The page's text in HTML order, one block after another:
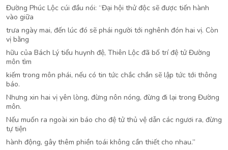
Đường Phúc Lộc cúi đầu nói: “Đại hội thử độc sẽ được tiến hành
vào giữa
trưa ngày mai, đến lúc đó sẽ phái người tới nghênh đón hai vị. Còn
vị bằng
hữu của Bách Lý tiểu huynh đệ, Thiên Lộc đã bố trí đệ tử Đường
môn tìm
kiếm trong môn phái, nếu có tin tức chắc chắn sẽ lập tức tới thông
báo.
Nhưng xin hai vị yên lòng, đừng nôn nóng, đừng đi lại trong Đường
môn.
Nếu muốn ra ngoài xin báo cho đệ tử thủ vệ dẫn các ngươi ra, đừng
tự tiện
hành động, gây thêm phiền toái không cần thiết cho nhau.”